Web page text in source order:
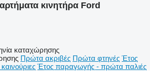
κινητήρα Ford
καταχώρησης
Πρώτα ακριβές Πρώτα φτηνές Έτος
Έτος παραγωγής - πρώτα παλιές